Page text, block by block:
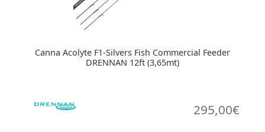
Canna Acolyte F1-Silvers Fish Commercial Feeder
DRENNAN 12ft (3,65mt)
295,00€